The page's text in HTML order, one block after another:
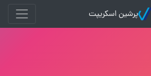
پرشین اسکریپت